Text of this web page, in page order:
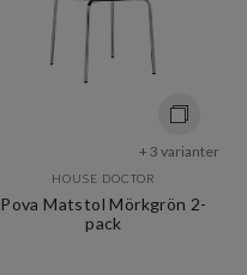
+ 3 varianter
HOUSE DOCTOR
Pova Matstol Mörkgrön 2-
pack